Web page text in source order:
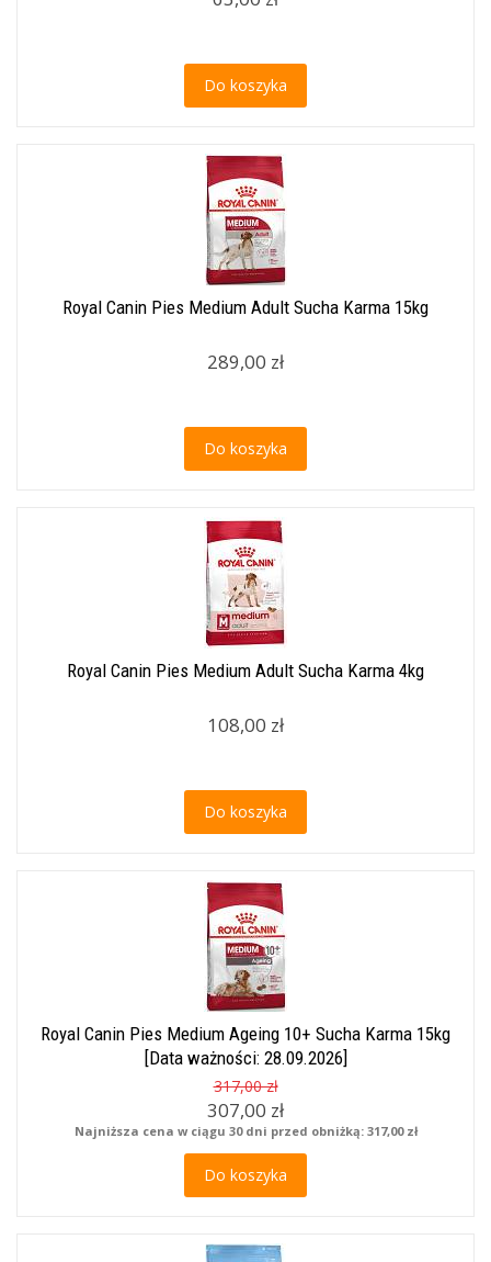
Do koszyka
Royal Canin Pies Medium Adult Sucha Karma 15kg
289,00 zł
Do koszyka
Royal Canin Pies Medium Adult Sucha Karma 4kg
108,00 zł
Do koszyka
Royal Canin Pies Medium Ageing 10+ Sucha Karma 15kg
[Data ważności: 28.09.2026]
317,00 zł
307,00 zł
Najniższa cena w ciągu 30 dni przed obniżką: 317,00 zł
Do koszyka